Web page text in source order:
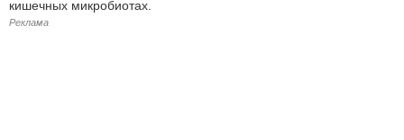
кишечных микробиотах.
Реклама